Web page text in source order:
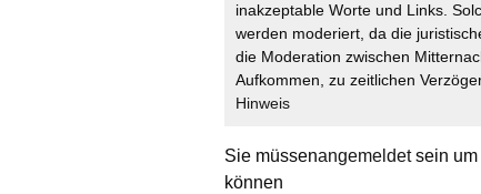
inakzeptable Worte und Links.
werden moderiert, da die
die Moderation zwischen
Aufkommen, zu zeitlichen
Hinweis
Sie müssenangemeldetsein um
können